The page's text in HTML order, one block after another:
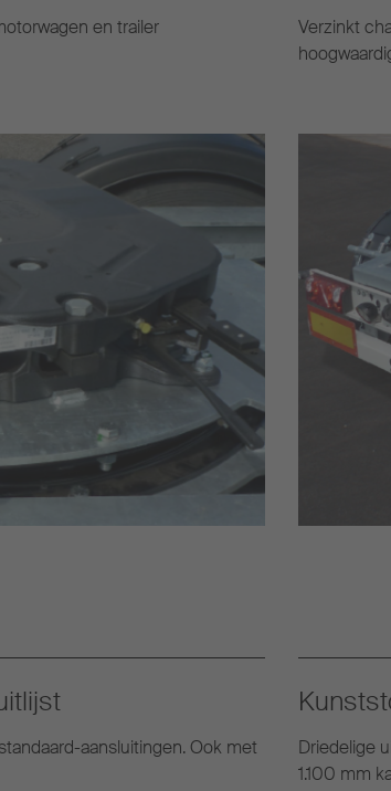
en trailer
aansluitingen. Ook met
Verzinkt
Driedelige
1.100 mm